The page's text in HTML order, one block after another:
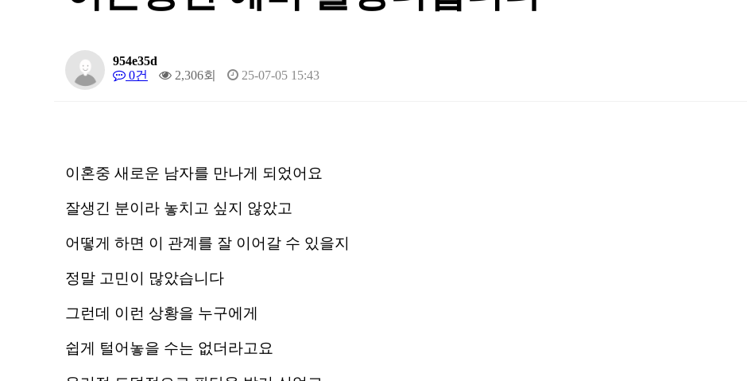
954e35d
0건
2,306회 25-07-05 15:43
이혼중 새로운 남자를 만나게 되었어요
잘생긴 분이라 놓치고 싶지 않았고
어떻게 하면 이 관계를 잘 이어갈 수 있을지
정말 고민이 많았습니다
그런데 이런 상황을 누구에게
쉽게 털어놓을 수는 없더라고요